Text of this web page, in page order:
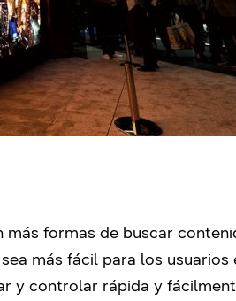
formas de buscar
más fácil para los
y controlar rápida y